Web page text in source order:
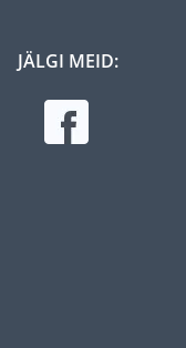
JÄLGI MEID: